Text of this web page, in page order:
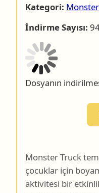
Kategori:
İndirme Sayısı:
Dosyanın
aktivitesi bir
indirip yazdırabilir,
zamanı